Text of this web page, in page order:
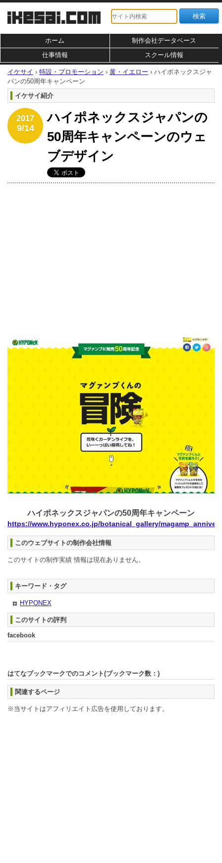
ホーム
制作会社データベース
仕事情報
スクール情報
イケサイ › 特設・プロモーション › 黄・イエロー › ハイポネックスジャ
パンの50周年キャンペーン
イケサイ紹介
2017
9/14
ハイポネックスジャパンの
50周年キャンペーンのウェ
ブデザイン
ハイポネックスジャパンの50周年キャンペーン
https://www.hyponex.co.jp/botanical_gallery/
このウェブサイトの制作会社情報
このサイトの制作実績 情報は現在ありません。
キーワード・タグ
HYPONEX
このサイトの評判
facebook
はてなブックマークでのコメント(ブックマーク数： )
関連するページ
※当サイトはアフィリエイト広告を使用しております。